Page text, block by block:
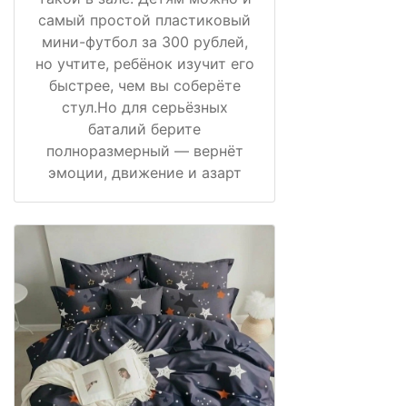
самый простой пластиковый
мини-футбол за 300 рублей,
но учтите, ребёнок изучит его
быстрее, чем вы соберёте
стул.Но для серьёзных
баталий берите
полноразмерный — вернёт
эмоции, движение и азарт